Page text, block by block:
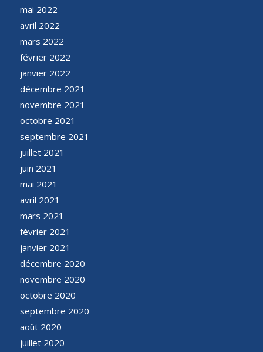
mai 2022
avril 2022
mars 2022
février 2022
janvier 2022
décembre 2021
novembre 2021
octobre 2021
septembre 2021
juillet 2021
juin 2021
mai 2021
avril 2021
mars 2021
février 2021
janvier 2021
décembre 2020
novembre 2020
octobre 2020
septembre 2020
août 2020
juillet 2020